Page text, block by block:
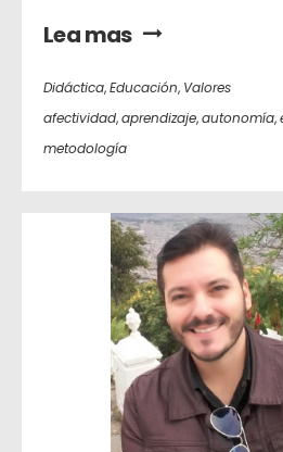
Lea mas
Didáctica,Educación, Valores
afectividad,aprendizaje,autonomía,
metodología